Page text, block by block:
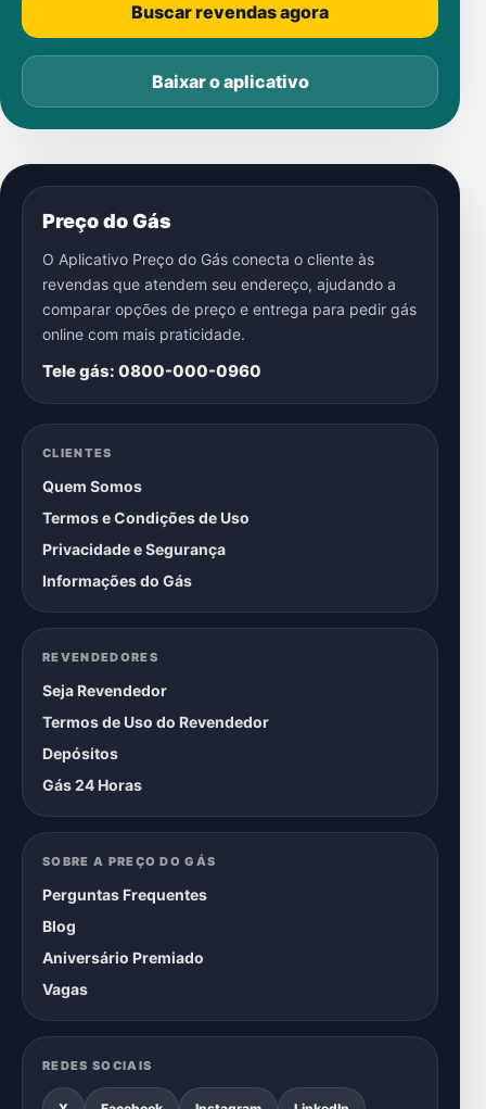
Buscar revendas agora
Baixar o aplicativo
Preço do Gás
O Aplicativo Preço do Gás conecta o cliente às
revendas que atendem seu endereço, ajudando a
comparar opções de preço e entrega para pedir gás
online com mais praticidade.
Tele gás: 0800-000-0960
CLIENTES
Quem Somos
Termos e Condições de Uso
Privacidade e Segurança
Informações do Gás
REVENDEDORES
Seja Revendedor
Termos de Uso do Revendedor
Depósitos
Gás 24 Horas
SOBRE A PREÇO DO GÁS
Perguntas Frequentes
Blog
Aniversário Premiado
Vagas
REDES SOCIAIS